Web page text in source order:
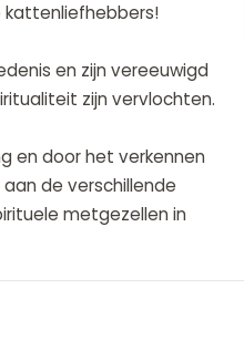
kattenliefhebbers!
en zijn vereeuwigd
zijn vervlochten.
en door het verkennen
de verschillende
metgezellen in